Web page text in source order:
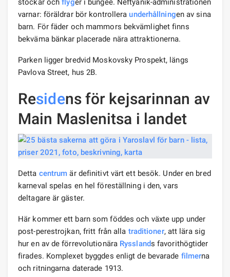
stockar ochflyger i bungee. Neftyanik-administrationen
varnar: föräldrar bör kontrolleraunderhållningen av sina
barn. För fäder och mammors bekvämlighet finns
bekväma bänkar placerade nära attraktionerna.
Parken ligger bredvid Moskovsky Prospekt, längs
Pavlova Street, hus 2B.
Residens för kejsarinnan av
Main Maslenitsa i landet
Detta centrum är definitivt värt ett besök. Under en bred
karneval spelas en hel föreställning i den, vars
deltagare är gäster.
Här kommer ett barn som föddes och växte upp under
post-perestrojkan, fritt från alla traditioner, att lära sig
hur en av de förrevolutionära Rysslands favorithögtider
firades. Komplexet byggdes enligt de bevarade filmerna
och ritningarna daterade 1913.